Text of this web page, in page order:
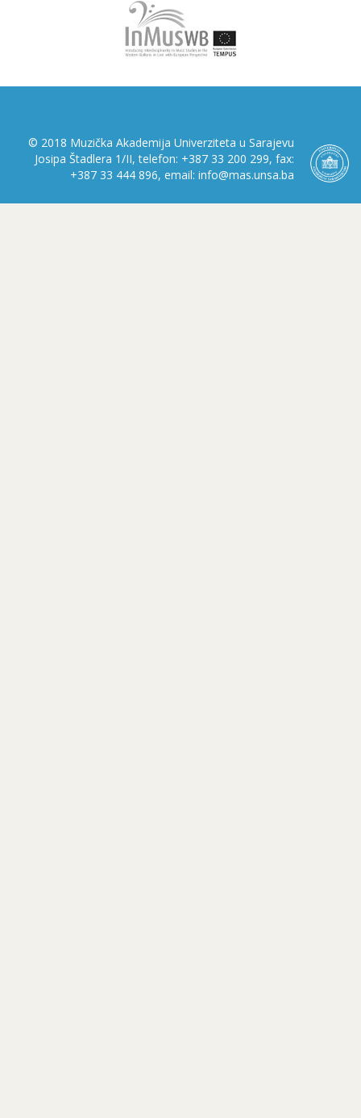
© 2018 Muzička Akademija Univerziteta u Sarajevu
Josipa Štadlera 1/II, telefon: +387 33 200 299, fax:
+387 33 444 896, email: info@mas.unsa.ba